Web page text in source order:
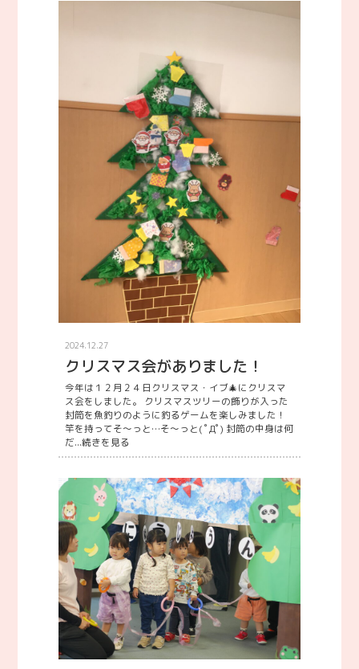
2024.12.27
クリスマス会がありました！
今年は１２月２４日クリスマス・イブ🎄にクリスマ
ス会をしました。 クリスマスツリーの飾りが入った
封筒を魚釣りのように釣るゲームを楽しみました！
竿を持ってそ～っと…そ～っと( ﾟДﾟ) 封筒の中身は何
だ...続きを見る